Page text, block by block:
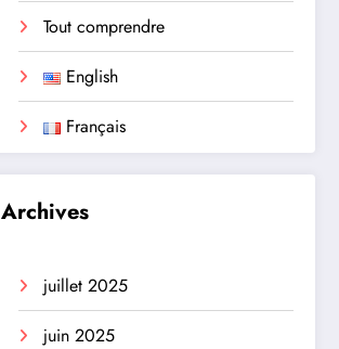
Tout comprendre
English
Français
Archives
juillet 2025
juin 2025